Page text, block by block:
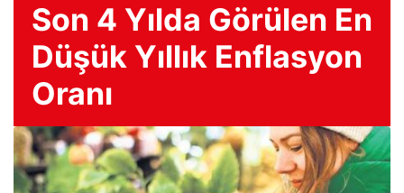
Son 4 Yılda Görülen En
Düşük Yıllık Enflasyon
Oranı